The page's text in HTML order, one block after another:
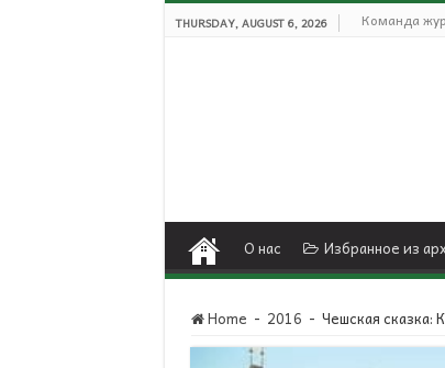
THURSDAY, AUGUST 6, 2026 Команда
О нас Избранное из
Home - 2016 - Чешская сказка: